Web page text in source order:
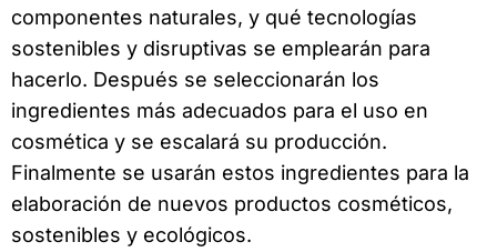
componentes naturales, y qué tecnologías
sostenibles y disruptivas se emplearán para
hacerlo. Después se seleccionarán los
ingredientes más adecuados para el uso en
cosmética y se escalará su producción.
Finalmente se usarán estos ingredientes para la
elaboración de nuevos productos cosméticos,
sostenibles y ecológicos.